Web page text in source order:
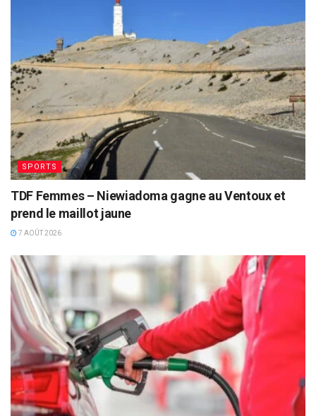
SPORTS
TDF Femmes – Niewiadoma gagne au Ventoux et
prend le maillot jaune
7 AOÛT 2026